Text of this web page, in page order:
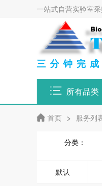
一站式自营实验室
三分钟完
所有品类
首页 > 服务列
分类：
默认